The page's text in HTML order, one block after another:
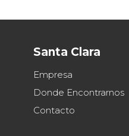
Santa Clara
Empresa
Donde Encontrarnos
Contacto